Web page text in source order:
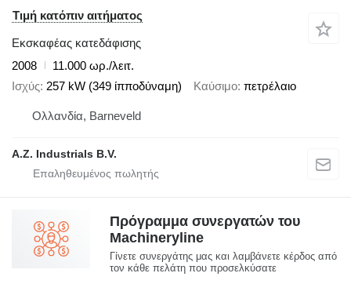
Τιμή κατόπιν αιτήματος
Εκσκαφέας κατεδάφισης
2008
11.000 ωρ./λειτ.
Ισχύς 257 kW (349 ίπποδύναμη) Καύσιμο πετρέλαιο
Ολλανδία, Barneveld
A.Z. Industrials B.V.
Πρόγραμμα συνεργατών του
Machineryline
Γίνετε συνεργάτης μας και λαμβάνετε κέρδος από
τον κάθε πελάτη που προσελκύσατε